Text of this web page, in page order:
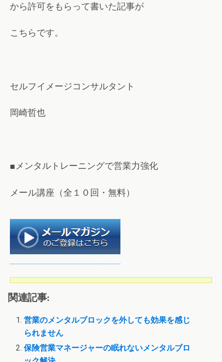
から許可をもらって書いた記事が
こちらです。
セルフイメージコンサルタント
岡崎哲也
■メンタルトレーニングで営業力強化
メール講座（全１０回・無料）
関連記事:
営業のメンタルブロックを外しても効果を感じ
られません
保険営業マネージャーの眠れないメンタルブロ